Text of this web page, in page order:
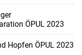
ÖPUL 2023
Hopfen ÖPUL 2023